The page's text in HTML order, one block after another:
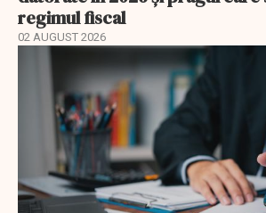
regimul fiscal
02 AUGUST 2026